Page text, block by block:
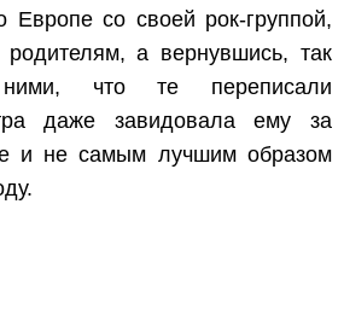
Европе со своей рок-группой,
родителям, а вернувшись, так
что те переписали
даже завидовала ему за
и не самым лучшим образом